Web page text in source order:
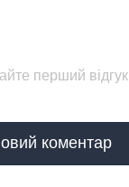
перший відгук
коментар